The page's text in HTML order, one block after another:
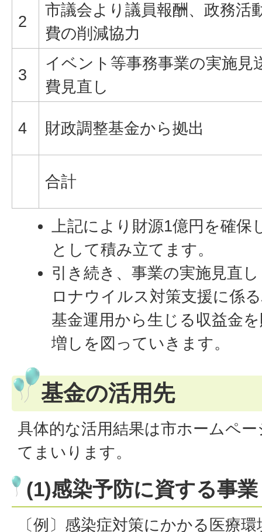
2
市議会より議員報酬、政務活
費の削減協力
3
イベント等事務事業の実施見
費見直し
4 財政調整基金から拠出
合計
上記により財源1億円を確
として積み立てます。
引き続き、事業の実施見直
ロナウイルス対策支援に係
基金運用から生じる収益金
増しを図っていきます。
基金の活用先
具体的な活用結果は市ホームペ
てまいります。
(1)感染予防に資する事業
〔例〕感染症対策にかかる医療